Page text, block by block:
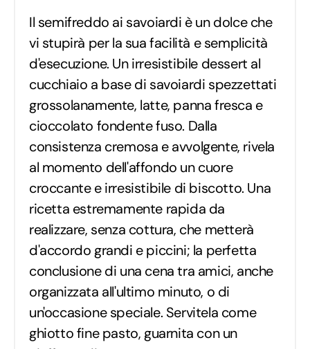
Il semifreddo ai savoiardi è un dolce che
vi stupirà per la sua facilità e semplicità
d'esecuzione. Un irresistibile dessert al
cucchiaio a base di savoiardi spezzettati
grossolanamente, latte, panna fresca e
cioccolato fondente fuso. Dalla
consistenza cremosa e avvolgente, rivela
al momento dell'affondo un cuore
croccante e irresistibile di biscotto. Una
ricetta estremamente rapida da
realizzare, senza cottura, che metterà
d'accordo grandi e piccini; la perfetta
conclusione di una cena tra amici, anche
organizzata all'ultimo minuto, o di
un'occasione speciale. Servitela come
ghiotto fine pasto, guarnita con un